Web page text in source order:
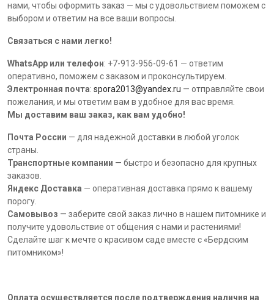
нами, чтобы оформить заказ — мы с удовольствием поможем с
выбором и ответим на все ваши вопросы.
Связаться с нами легко!
WhatsApp или телефон: +7-913-956-09-61 — ответим
оперативно, поможем с заказом и проконсультируем.
Электронная почта: spora2013@yandex.ru — отправляйте свои
пожелания, и мы ответим вам в удобное для вас время.
Мы доставим ваш заказ, как вам удобно!
Почта России — для надежной доставки в любой уголок
страны.
Транспортные компании — быстро и безопасно для крупных
заказов.
Яндекс Доставка — оперативная доставка прямо к вашему
порогу.
Самовывоз — заберите свой заказ лично в нашем питомнике и
получите удовольствие от общения с нами и растениями!
Сделайте шаг к мечте о красивом саде вместе с «Бердским
питомником»!
Оплата осуществляется после подтверждения наличия на